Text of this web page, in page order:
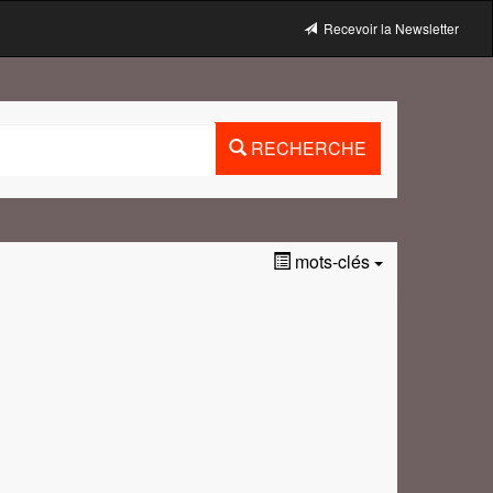
Recevoir la Newsletter
RECHERCHE
mots-clés